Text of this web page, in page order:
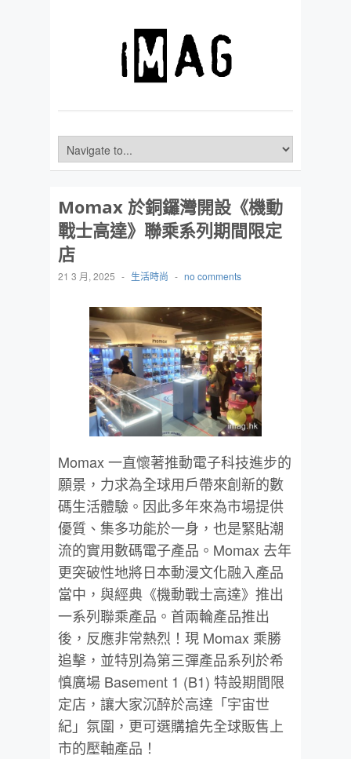
Momax 於銅鑼灣開設《機動
戰士高達》聯乘系列期間限定
店
21 3 月, 2025 - 生活時尚 - no comments
Momax 一直懷著推動電子科技進步的
願景，力求為全球用戶帶來創新的數
碼生活體驗。因此多年來為市場提供
優質、集多功能於一身，也是緊貼潮
流的實用數碼電子產品。Momax 去年
更突破性地將日本動漫文化融入產品
當中，與經典《機動戰士高達》推出
一系列聯乘產品。首兩輪產品推出
後，反應非常熱烈！現 Momax 乘勝
追擊，並特別為第三彈產品系列於希
慎廣場 Basement 1 (B1) 特設期間限
定店，讓大家沉醉於高達「宇宙世
紀」氛圍，更可選購搶先全球販售上
市的壓軸產品！